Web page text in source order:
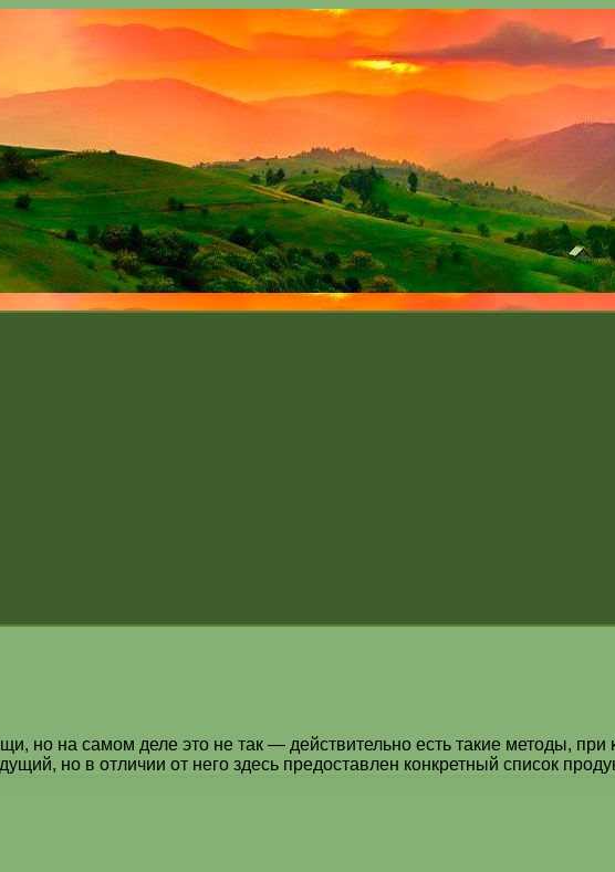
но на самом деле это не так — действительно есть такие методы,
но в отличии от него здесь предоставлен конкретный список